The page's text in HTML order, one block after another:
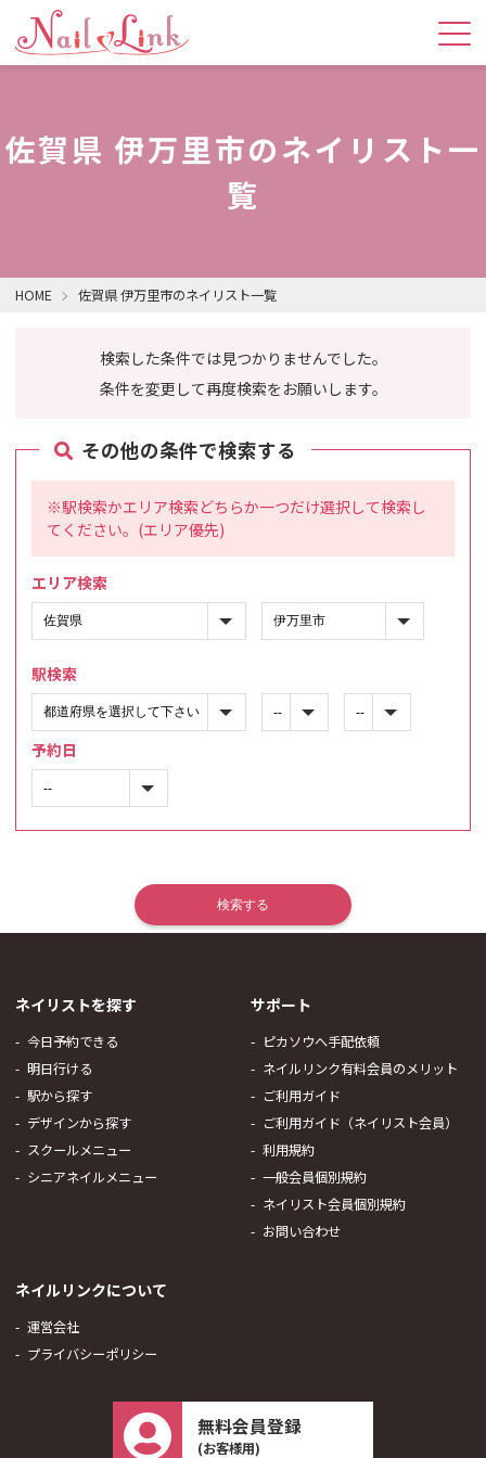
佐賀県 伊万里市のネイリスト一
覧
HOME 佐賀県 伊万里市のネイリスト一覧
検索した条件では見つかりませんでした。
条件を変更して再度検索をお願いします。
その他の条件で検索する
※駅検索かエリア検索どちらか一つだけ選択して検索し
てください。(エリア優先)
エリア検索
駅検索
予約日
ネイリストを探す
今日予約できる
明日行ける
駅から探す
デザインから探す
スクールメニュー
シニアネイルメニュー
サポート
ピカソウへ手配依頼
ネイルリンク有料会員のメリット
ご利用ガイド
ご利用ガイド（ネイリスト会員）
利用規約
一般会員個別規約
ネイリスト会員個別規約
お問い合わせ
ネイルリンクについて
運営会社
プライバシーポリシー
無料会員登録
(お客様用)